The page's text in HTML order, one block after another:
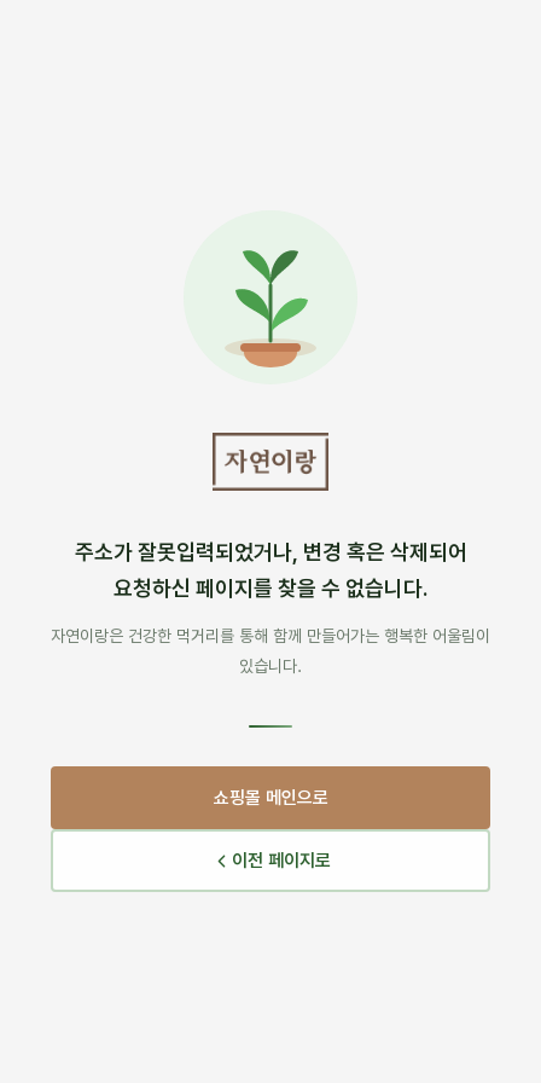
주소가 잘못입력되었거나, 변경 혹은 삭제되어
요청하신 페이지를 찾을 수 없습니다.
자연이랑은 건강한 먹거리를 통해 함께 만들어가는 행복한 어울림이
있습니다.
쇼핑몰 메인으로
이전 페이지로